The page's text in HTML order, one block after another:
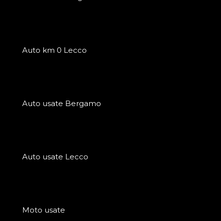
Auto km 0 Lecco
Auto usate Bergamo
Auto usate Lecco
Moto usate